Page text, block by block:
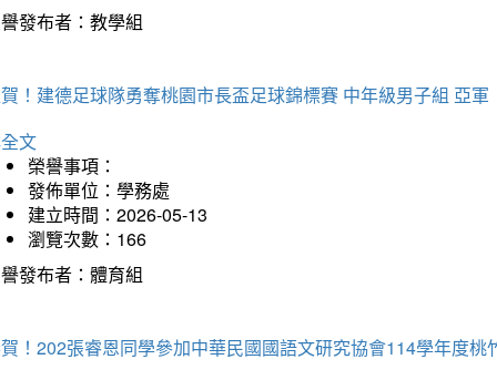
發布者：教學組
！建德足球隊勇奪桃園市長盃足球錦標賽 中年級男子組 亞軍
文
榮譽事項：
發佈單位：學務處
建立時間：2026-05-13
瀏覽次數：166
發布者：體育組
！202張睿恩同學參加中華民國國語文研究協會114學年度